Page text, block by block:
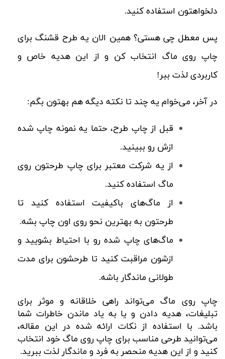
دلخواهتون استفاده کنید.
پس معطل چی هستی؟ همین الان یه طرح قشنگ برای
چاپ روی ماگ انتخاب کن و از این هدیه خاص و
کاربردی لذت ببر!
در آخر، می‌خوام یه چند تا نکته دیگه هم بهتون بگم:
قبل از چاپ طرح، حتما یه نمونه چاپ شده
ازش رو ببینید.
از یه شرکت معتبر برای چاپ طرحتون روی
ماگ استفاده کنید.
از ماگ‌های باکیفیت استفاده کنید تا
طرحتون به بهترین نحو روی اون چاپ بشه.
ماگ‌های چاپ شده رو با احتیاط بشویید و
ازشون مراقبت کنید تا طرحشون برای مدت
طولانی ماندگار باشه.
چاپ روی ماگ می‌تواند راهی خلاقانه و موثر برای
تبلیغات، هدیه دادن و یا به یاد ماندن خاطرات شما
باشد. با استفاده از نکات ارائه شده در این مقاله،
می‌توانید طرحی مناسب برای چاپ روی ماگ خود انتخاب
کنید و از این هدیه منحصر به فرد و ماندگار لذت ببرید.